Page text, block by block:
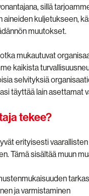
sillä
aineiden kuljetukseen,
muutokset.
mukautuvat
kaikista
selvityksiä
täyttää lain asettamat
tekee?
erityisesti
Tämä sisältää muun
ja varmistaminen